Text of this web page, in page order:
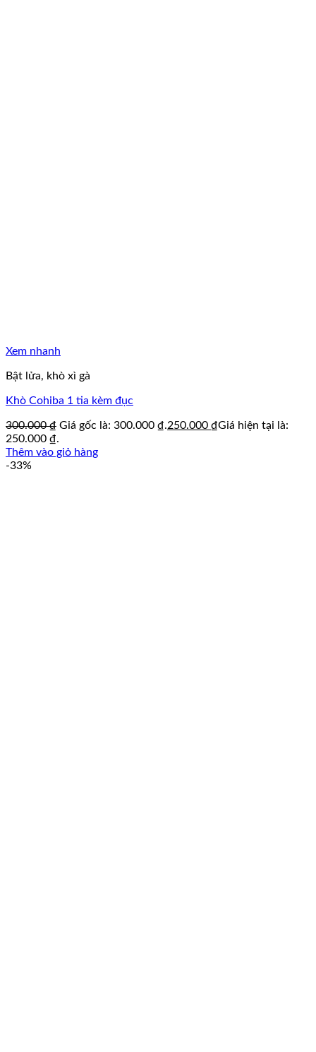
Xem nhanh
Bật lửa, khò xì gà
Khò Cohiba 1 tia kèm đục
300.000₫ Giá gốc là: 300.000 ₫.250.000 ₫Giá hiện tại là:
250.000 ₫.
Thêm vào giỏ hàng
-33%